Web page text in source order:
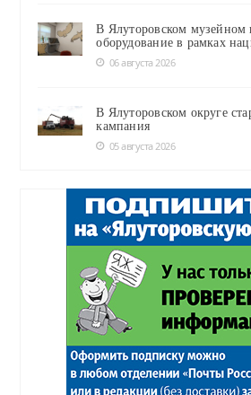
В Ялуторовском музейном
оборудование в рамках
06 августа 2026
В Ялуторовском округе
кампания
05 августа 2026